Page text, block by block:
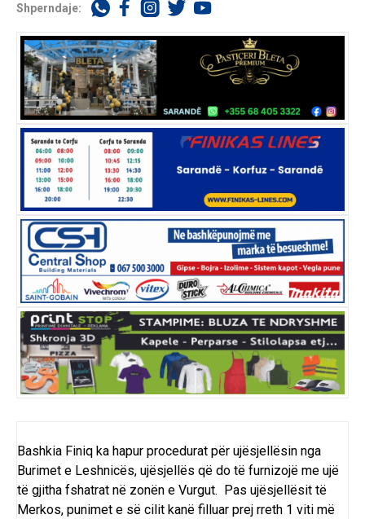
Shperndaje:
Bashkia Finiq ka hapur procedurat për ujësjellësin nga
Burimet e Leshnicës, ujësjellës që do të furnizojë me ujë
të gjitha fshatrat në zonën e Vurgut. Pas ujësjellësit të
Merkos, punimet e së cilit kanë filluar prej rreth 1 viti më